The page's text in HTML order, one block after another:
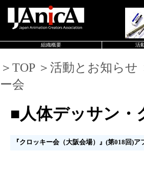
組織概要 活
＞TOP ＞活動とお知ら
ー会
■人体デッサン・
『クロッキー会（大阪会場）』(第018回)ア